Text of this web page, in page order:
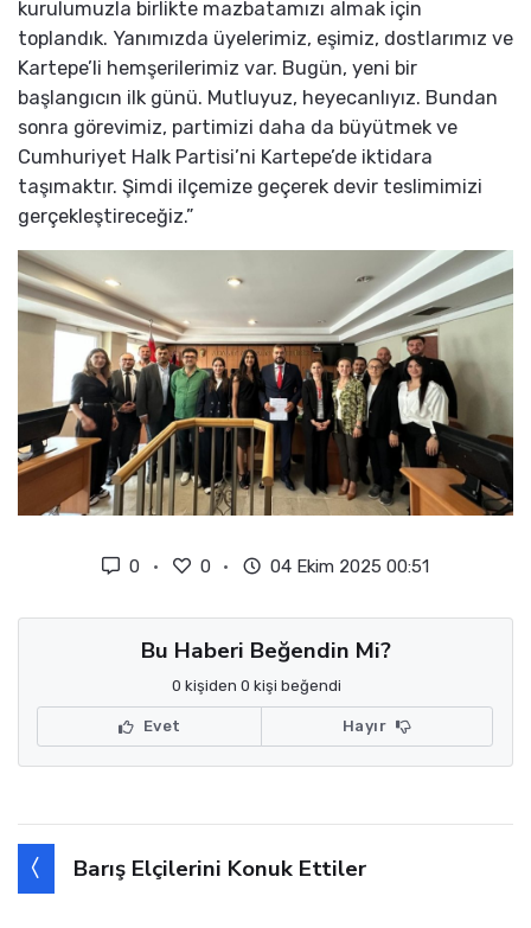
kurulumuzla birlikte mazbatamızı almak için
toplandık. Yanımızda üyelerimiz, eşimiz, dostlarımız ve
Kartepe’li hemşerilerimiz var. Bugün, yeni bir
başlangıcın ilk günü. Mutluyuz, heyecanlıyız. Bundan
sonra görevimiz, partimizi daha da büyütmek ve
Cumhuriyet Halk Partisi’ni Kartepe’de iktidara
taşımaktır. Şimdi ilçemize geçerek devir teslimimizi
gerçekleştireceğiz.”
0 0 04 Ekim 2025 00:51
Bu Haberi Beğendin Mi?
0 kişiden 0 kişi beğendi
Evet Hayır
Barış Elçilerini Konuk Ettiler